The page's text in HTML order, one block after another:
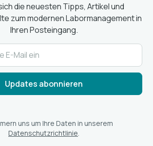
die neuesten Tipps, Artikel und
zum modernen Labormanagement in
Ihren Posteingang.
uns um Ihre Daten in unserem
Datenschutzrichtlinie